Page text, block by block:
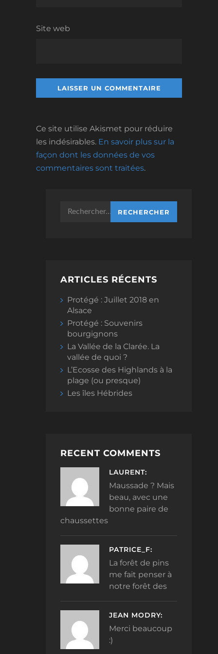
Site web
Ce site utilise Akismet pour réduire
les indésirables. En savoir plus sur la
façon dont les données de vos
commentaires sont traitées.
Rechercher :
ARTICLES RÉCENTS
Protégé : Juillet 2018 en
Alsace
Protégé : Souvenirs
bourgignons
La Vallée de la Clarée. La
vallée de quoi ?
L’Ecosse des Highlands à la
plage (ou presque)
Les îles Hébrides
RECENT COMMENTS
LAURENT:
Maussade ? Mais
beau, avec une
bonne paire de
chaussettes
PATRICE_F:
La forêt de pins
me fait penser à
notre forêt des
JEAN MODRY:
Merci beaucoup
:)